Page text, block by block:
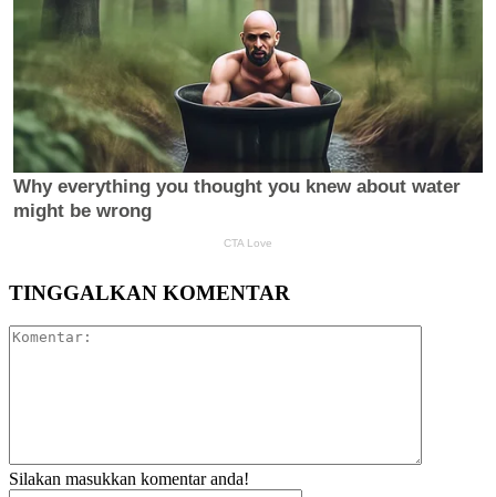
TINGGALKAN KOMENTAR
Silakan masukkan komentar anda!